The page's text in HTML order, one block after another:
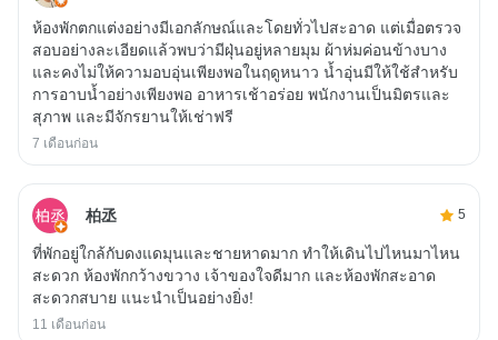
ห้องพักตกแต่งอย่างมีเอกลักษณ์และโดยทั่วไปสะอาด แต่เมื่อตรวจ
สอบอย่างละเอียดแล้วพบว่ามีฝุ่นอยู่หลายมุม ผ้าห่มค่อนข้างบาง
และคงไม่ให้ความอบอุ่นเพียงพอในฤดูหนาว น้ำอุ่นมีให้ใช้สำหรับ
การอาบน้ำอย่างเพียงพอ อาหารเช้าอร่อย พนักงานเป็นมิตรและ
สุภาพ และมีจักรยานให้เช่าฟรี
7 เดือนก่อน
柏丞 5
ที่พักอยู่ใกล้กับดงแดมุนและชายหาดมาก ทำให้เดินไปไหนมาไหน
สะดวก ห้องพักกว้างขวาง เจ้าของใจดีมาก และห้องพักสะอาด
สะดวกสบาย แนะนำเป็นอย่างยิ่ง!
11 เดือนก่อน